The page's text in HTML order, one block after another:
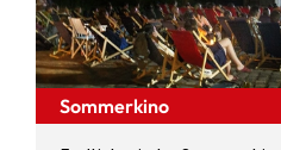
Sommerkino